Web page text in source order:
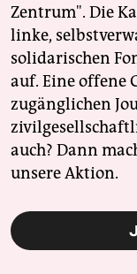
Zentrum". Die
linke,
solidarischen
auf. Eine offene
zugänglichen
auch? Dann
unsere Aktion.